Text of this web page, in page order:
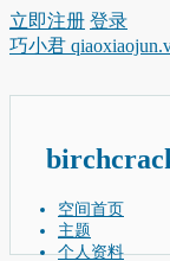
立即注册 登录
巧小君
空间首页
主题
个人资料